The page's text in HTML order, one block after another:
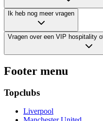
Ik heb nog meer vragen
Vragen over een VIP hospitality
Footer menu
Topclubs
Liverpool